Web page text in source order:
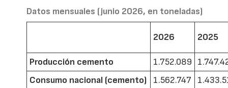
Datos mensuales (junio 2026, en toneladas)
2026 2025
Producción cemento 1.752.089
Consumo nacional (cemento)
1.562.747